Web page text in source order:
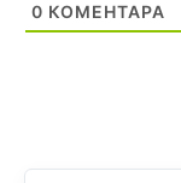
0 КОМЕНТАРА
Dobro zboris
slabije.Izzivota